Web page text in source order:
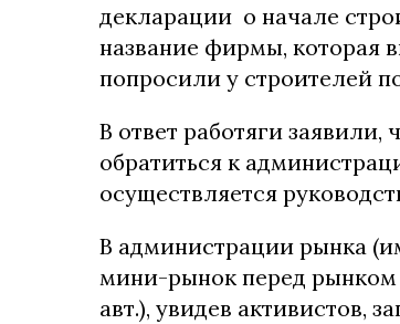
декларации о начале
название фирмы, которая
попросили у строителей
В ответ работяги заявили,
обратиться к
осуществляется
В администрации рынка
мини-рынок перед
авт.), увидев активистов,